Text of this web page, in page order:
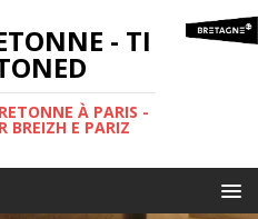
- TI
À PARIS -
BREIZH E PARIZ